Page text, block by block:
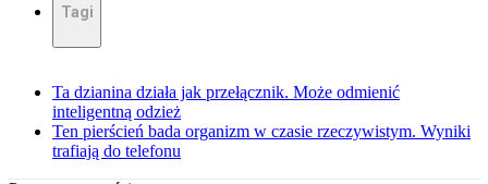
Tagi
Ta dzianina działa jak przełącznik. Może odmienić
inteligentną odzież
Ten pierścień bada organizm w czasie rzeczywistym. Wyniki
trafiają do telefonu